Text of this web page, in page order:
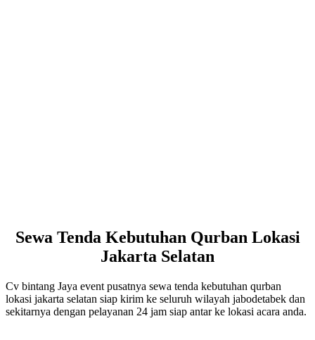
Sewa Tenda Kebutuhan Qurban Lokasi
Jakarta Selatan
Cv bintang Jaya event pusatnya sewa tenda kebutuhan qurban
lokasi jakarta selatan siap kirim ke seluruh wilayah jabodetabek dan
sekitarnya dengan pelayanan 24 jam siap antar ke lokasi acara anda.